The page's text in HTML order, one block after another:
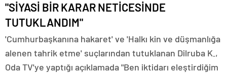
"SİYASİ BİR KARAR NETİCESİNDE
TUTUKLANDIM"
'Cumhurbaşkanına hakaret' ve 'Halkı kin ve düşmanlığa
alenen tahrik etme' suçlarından tutuklanan Dilruba K.,
Oda TV'ye yaptığı açıklamada "Ben iktidarı eleştirdiğim